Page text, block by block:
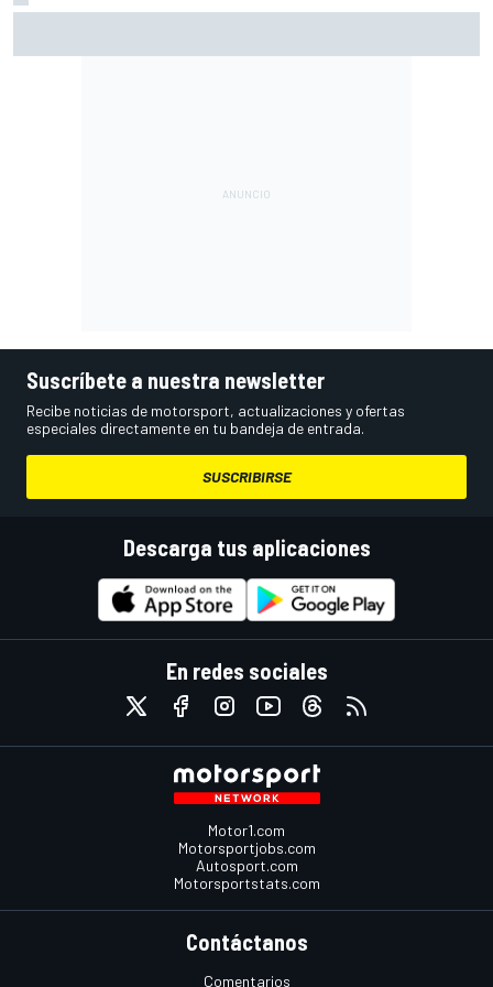
Suscríbete a nuestra newsletter
Recibe noticias de motorsport, actualizaciones y ofertas
especiales directamente en tu bandeja de entrada.
SUSCRIBIRSE
Descarga tus aplicaciones
En redes sociales
Motor1.com
Motorsportjobs.com
Autosport.com
Motorsportstats.com
Contáctanos
Comentarios